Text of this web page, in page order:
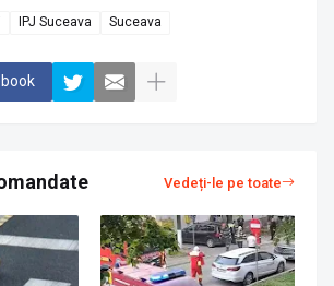
IPJ Suceava Suceava
Vedeți-le pe toate